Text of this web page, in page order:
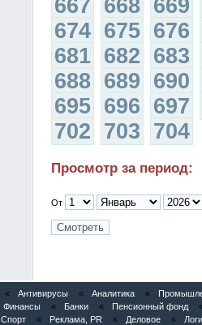
667 668 669
674 675 676
681 682 683
688 689 690
695 696 697
702 703 704
Просмотр за период:
От
« Антивирусы « Аналитика «
Финансы « Банки « Пенсионный фонд
Спорт « Реклама, PR « Деловое «